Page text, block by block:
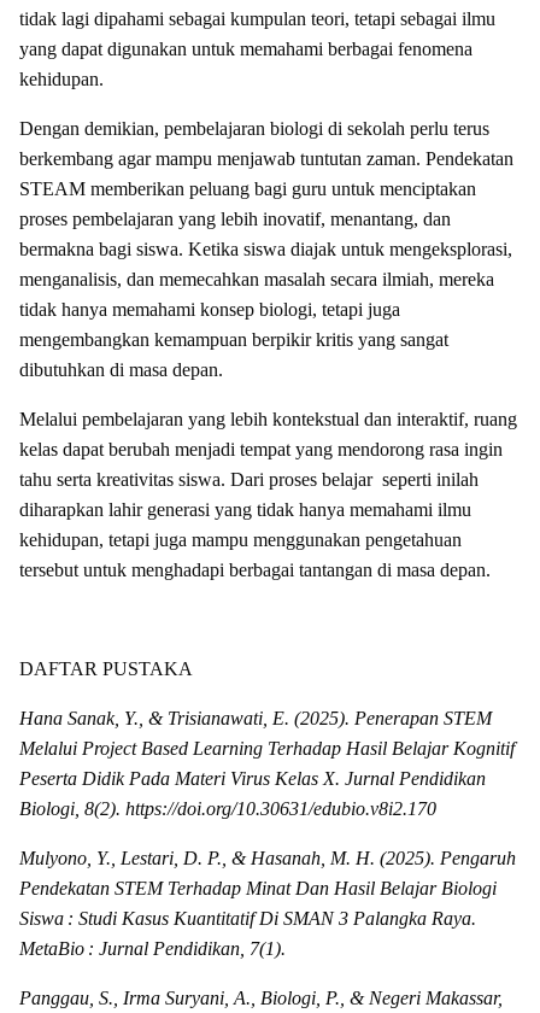
tidak lagi dipahami sebagai kumpulan teori, tetapi sebagai ilmu
yang dapat digunakan untuk memahami berbagai fenomena
kehidupan.
Dengan demikian, pembelajaran biologi di sekolah perlu terus
berkembang agar mampu menjawab tuntutan zaman. Pendekatan
STEAM memberikan peluang bagi guru untuk menciptakan
proses pembelajaran yang lebih inovatif, menantang, dan
bermakna bagi siswa. Ketika siswa diajak untuk mengeksplorasi,
menganalisis, dan memecahkan masalah secara ilmiah, mereka
tidak hanya memahami konsep biologi, tetapi juga
mengembangkan kemampuan berpikir kritis yang sangat
dibutuhkan di masa depan.
Melalui pembelajaran yang lebih kontekstual dan interaktif, ruang
kelas dapat berubah menjadi tempat yang mendorong rasa ingin
tahu serta kreativitas siswa. Dari proses belajar seperti inilah
diharapkan lahir generasi yang tidak hanya memahami ilmu
kehidupan, tetapi juga mampu menggunakan pengetahuan
tersebut untuk menghadapi berbagai tantangan di masa depan.
DAFTAR PUSTAKA
Hana Sanak, Y., & Trisianawati, E. (2025). Penerapan STEM
Melalui Project Based Learning Terhadap Hasil Belajar Kognitif
Peserta Didik Pada Materi Virus Kelas X. Jurnal Pendidikan
Biologi, 8(2). https://doi.org/10.30631/edubio.v8i2.170
Mulyono, Y., Lestari, D. P., & Hasanah, M. H. (2025). Pengaruh
Pendekatan STEM Terhadap Minat Dan Hasil Belajar Biologi
Siswa : Studi Kasus Kuantitatif Di SMAN 3 Palangka Raya.
MetaBio : Jurnal Pendidikan, 7(1).
Panggau, S., Irma Suryani, A., Biologi, P., & Negeri Makassar,